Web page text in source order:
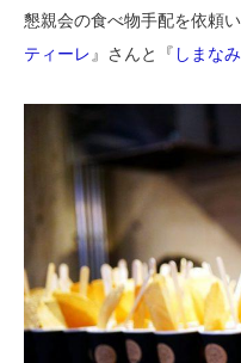
懇親会の食べ物手配を依頼
ティーレ 』さんと『 しまな